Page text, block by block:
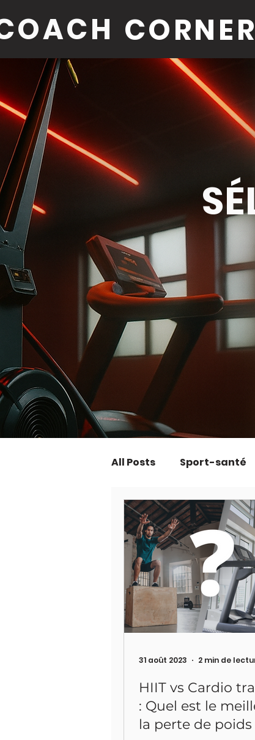
CORNER
All Posts Sport-santé
HIIT vs Cardio
: Quel est le
la perte de poids
31 août 2023 2 min de